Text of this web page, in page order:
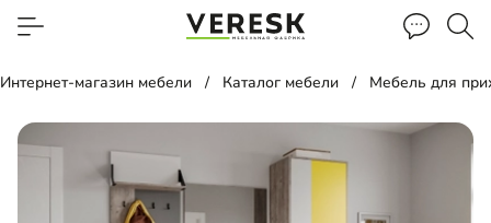
Интернет-магазин мебели Каталог мебели Мебель для